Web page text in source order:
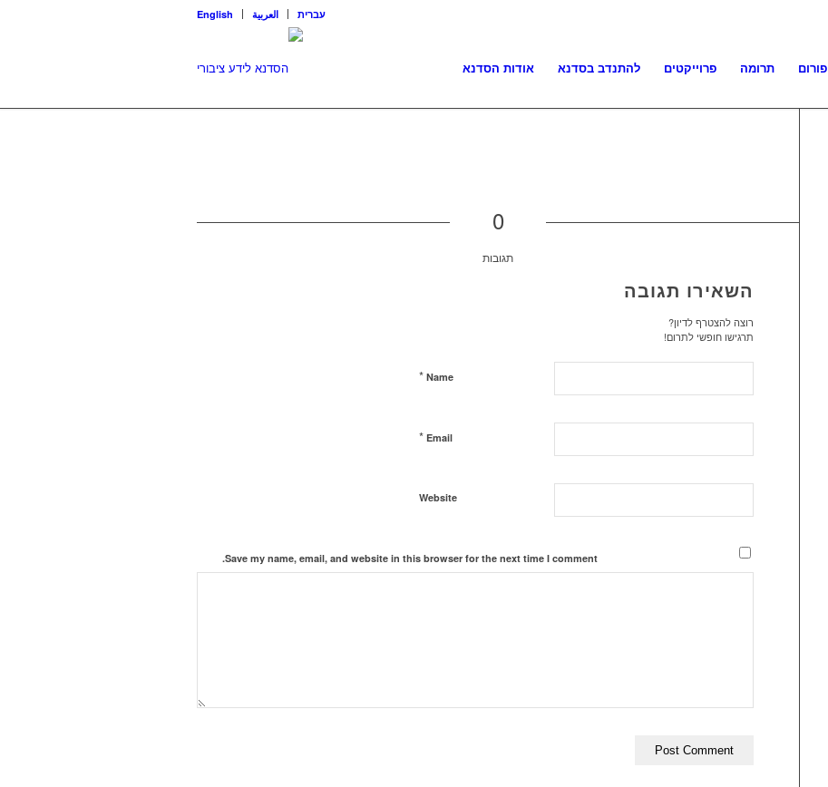
English العربية עברית
אודות הסדנא להתנדב בסדנא פרוייקטים תרומה פורום
0
תגובות
השאירו תגובה
רוצה להצטרף לדיון?
תרגישו חופשי לתרום!
Name
*
Email
*
Website
Save my name, email, and website in this browser for the next time I comment.